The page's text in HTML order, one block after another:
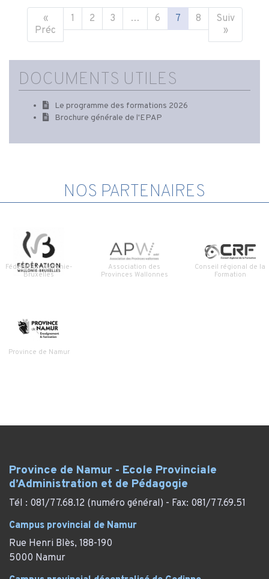
«
Préc
1 2 3 … 6 7 8
Suiv
»
DOCUMENTS UTILES
Le programme des formations 2026
Brochure générale de l'EPAP
NOS PARTENAIRES
Fédération Wallonie-
Bruxelles
Association des
Provinces Wallonnes
Conseil régional de la
Formation
Province de Namur
Province de Namur - Ecole Provinciale
d’Administration et de Pédagogie
Tél : 081/77.68.12 (numéro général) - Fax: 081/77.69.51
Campus provincial de Namur
Rue Henri Blès, 188-190
5000 Namur